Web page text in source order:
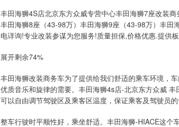
丰田海狮4S店北京东方众威专营中心丰田海狮7座改装
丰田海狮8座（43-98万）丰田海狮9座（43-98万）丰
电详询!专业改装参谋为您服务!质量担保,价格优惠.提供
展开剩余74%
丰田海狮改装商务车为了提供给我们舒适的乘车环境，
优质音乐和旋律的需要。丰田海狮4s店-北京东方众威
可以自由调节驾驶区及乘客区温度，保证乘客及驾驶员的
整车行驶时平顺性好，乘坐舒适。丰田海狮-HIACE这